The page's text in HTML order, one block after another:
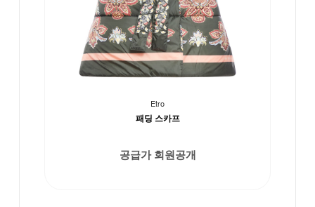
Etro
패딩 스카프
공급가 회원공개